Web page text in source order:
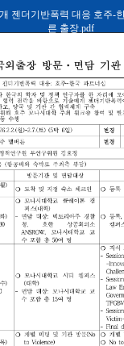
젠더기반폭력 대응 호주-
른 출장.pdf